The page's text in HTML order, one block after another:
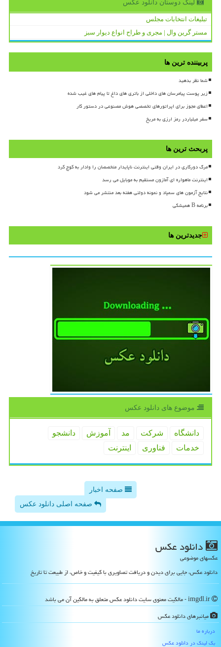
لینک دوستان دانلود عكس
تبلیغات انتخابات مجلس
مستر گرین وال | مجری و طراح انواع دیوار سبز
پربیننده ترین ها
شما نظر بدهید
زیر پوست پیامرسان های داخلی از باتری های داغ تا پیام های غیب شده
اعطای مجوز برای اپراتورهای تخصصی هوش مصنوعی در دستور کار
سفر میلیاردر رمز ارزی به مریخ
پربحث ترین ها
مرگ دورکاری در ایران وقتی اینترنت ناپایدار متخصصان را وادار به کوچ کرد
اینترنت ماهواره ای آمازون مستقیم به موبایل می رسد
نتایج آزمون های سمپاد و نمونه دولتی هفته بعد منتشر می شود
برنامه B همیشگی
جدیدترین ها
موضوع های دانلود عكس
دانشگاه شركت مد آموزش
دانشجو
خدمات
فناوری اینترنت
صفحه اخبار
صفحه اصلی دانلود عکس
دانلود عكس
عکسهای موضوعی
دانلود عکس، جایی برای دیدن و دریافت تصاویری با کیفیت و خاص، از طبیعت تا تاریخ
میانبرهای دانلود عكس
درباره ما
بک لینک در دانلود عكس